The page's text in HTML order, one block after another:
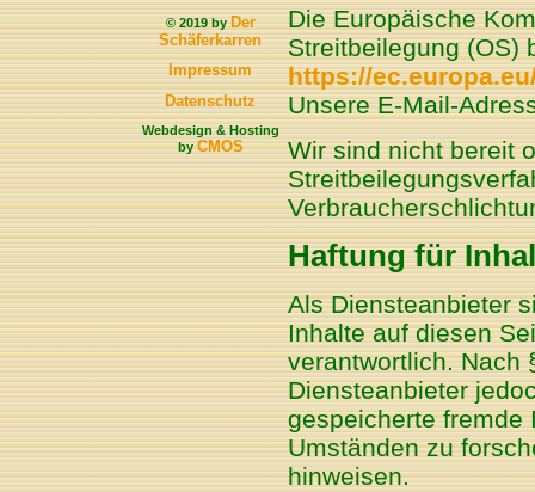
© 2019 byDer
Schäferkarren
Impressum
Datenschutz
Webdesign & Hosting
byCMOS
Die Europäische
Streitbeilegung (OS)
https://
Unsere E-Mail-
Wir sind nicht bereit
Haftung für
Als Diensteanbieter
Inhalte auf diesen
verantwortlich. Nach
Diensteanbieter
gespeicherte fremde
Umständen zu
hinweisen.